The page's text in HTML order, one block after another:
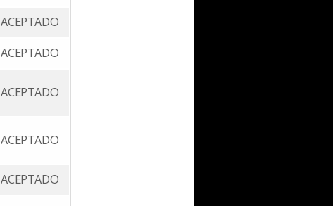
ACEPTADO
ACEPTADO
ACEPTADO
ACEPTADO
ACEPTADO